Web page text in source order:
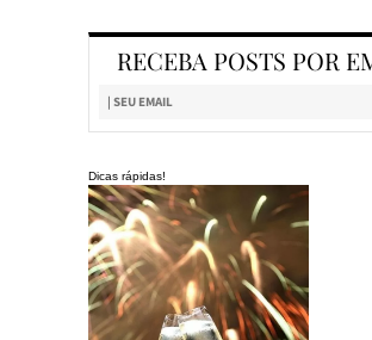
RECEBA POSTS POR
Dicas rápidas!